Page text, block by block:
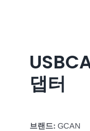
댑터
브랜드: GCAN